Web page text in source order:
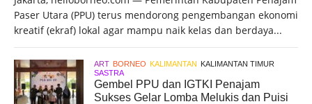
Paser Utara (PPU) terus mendorong pengembangan ekonomi
kreatif (ekraf) lokal agar mampu naik kelas dan berdaya...
ART BORNEO KALIMANTAN KALIMANTAN TIMUR
SASTRA
Gembel PPU dan IGTKI Penajam
Sukses Gelar Lomba Melukis dan Puisi